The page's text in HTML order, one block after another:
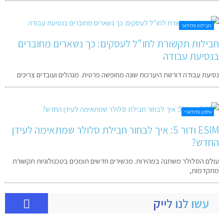
חבילות סלולאר
חבילות תקשורת לחו"ל לעסקים: כך נשארים מחוברים
בנסיעת עבודה
נסיעת עבודה דורשת היערכות שונה מחופשה פרטית. מנהלים ועובדים צריכים
טלפון סלולארי
ESIM ודור 5: איך לבחור חבילת סלולר שמתאימה לעידן
החדש?
עולם הסלולר משתנה במהירות. מכשירים חדשים תומכים בטכנולוגיות תקשורת
מתקדמות,
עשו לנו לייק